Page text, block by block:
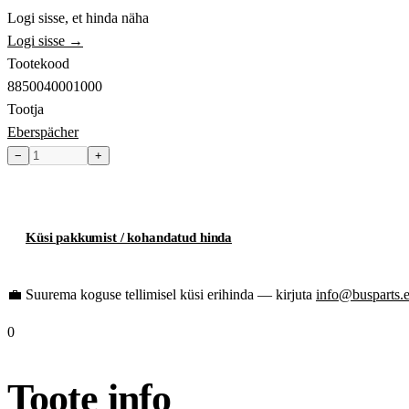
Logi sisse, et hinda näha
Logi sisse →
Tootekood
8850040001000
Tootja
Eberspächer
− +
Küsi pakkumist / kohandatud hinda
💼 Suurema koguse tellimisel küsi erihinda — kirjuta
0
Toote info